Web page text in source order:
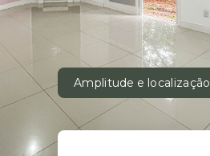
Amplitude e localização